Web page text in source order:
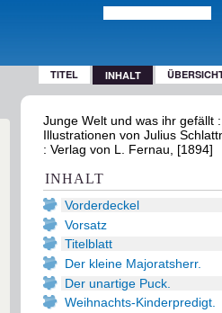
TITEL INHALT
Junge Welt und was ihr gefällt
Illustrationen von Julius
: Verlag von L. Fernau, [1894]
INHALT
Vorderdeckel
Vorsatz
Titelblatt
Der kleine Majoratsherr.
Der unartige Puck.
Weihnachts-Kinderpredigt.